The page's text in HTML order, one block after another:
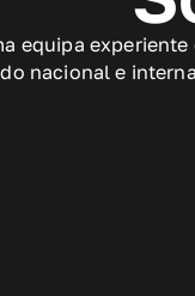
equipa
nacional e